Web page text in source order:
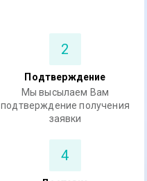
2
Подтверждение
Мы высылаем Вам
подтверждение получения
заявки
4